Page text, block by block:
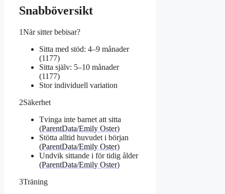
Snabböversikt
1När sitter bebisar?
Sitta med stöd: 4–9 månader
(1177)
Sitta själv: 5–10 månader
(1177)
Stor individuell variation
2Säkerhet
Tvinga inte barnet att sitta
(ParentData/Emily Oster)
Stötta alltid huvudet i början
(ParentData/Emily Oster)
Undvik sittande i för tidig ålder
(ParentData/Emily Oster)
3Träning